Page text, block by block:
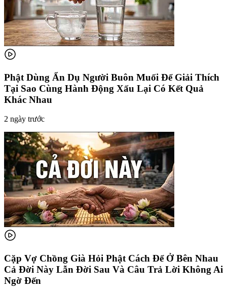
Phật Dùng Ẩn Dụ Người Buôn Muối Để Giải Thích
Tại Sao Cùng Hành Động Xấu Lại Có Kết Quả
Khác Nhau
2 ngày trước
Cặp Vợ Chồng Già Hỏi Phật Cách Để Ở Bên Nhau
Cả Đời Này Lẫn Đời Sau Và Câu Trả Lời Không Ai
Ngờ Đến